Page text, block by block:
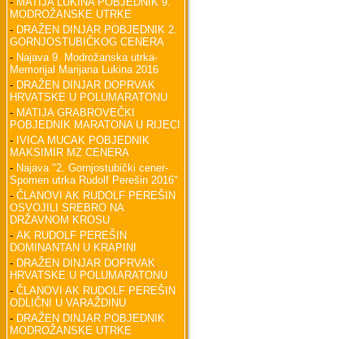
MODROŽANSKE UTRKE
- DRAŽEN DINJAR POBJEDNIK 2.
GORNJOSTUBIČKOG CENERA
- Najava 9. Modrožanska utrka-
Memorijal Marijana Lukina 2016
- DRAŽEN DINJAR DOPRVAK
HRVATSKE U POLUMARATONU
- MATIJA GRABROVEČKI
POBJEDNIK MARATONA U RIJECI
- IVICA MUCAK POBJEDNIK
MAKSIMIR MZ CENERA
- Najava "2. Gornjostubički cener-
Spomen utrka Rudolf Perešin 2016"
- ČLANOVI AK RUDOLF PEREŠIN
OSVOJILI SREBRO NA
DRŽAVNOM KROSU
- AK RUDOLF PEREŠIN
DOMINANTAN U KRAPINI
- DRAŽEN DINJAR DOPRVAK
HRVATSKE U POLUMARATONU
- ČLANOVI AK RUDOLF PEREŠIN
ODLIČNI U VARAŽDINU
- DRAŽEN DINJAR POBJEDNIK
MODROŽANSKE UTRKE